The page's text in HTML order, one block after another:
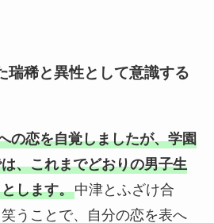
瑞稀と異性として意識する
の恋を自覚しましたが、学園
、これまでどおりの男子生
します。中津とふざけ合
うことで、自分の恋を表へ